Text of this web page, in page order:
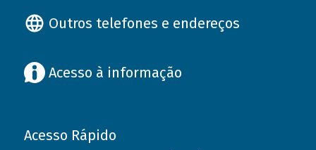
Outros telefones e endereços
Acesso à informação
Acesso Rápido